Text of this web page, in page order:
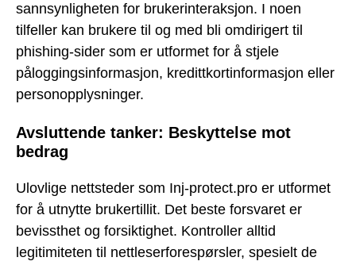
sannsynligheten for brukerinteraksjon. I noen
tilfeller kan brukere til og med bli omdirigert til
phishing-sider som er utformet for å stjele
påloggingsinformasjon, kredittkortinformasjon eller
personopplysninger.
Avsluttende tanker: Beskyttelse mot
bedrag
Ulovlige nettsteder som Inj-protect.pro er utformet
for å utnytte brukertillit. Det beste forsvaret er
bevissthet og forsiktighet. Kontroller alltid
legitimiteten til nettleserforespørsler, spesielt de